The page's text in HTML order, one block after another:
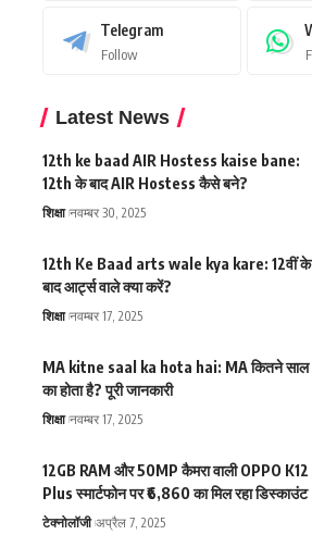
Telegram
Follow
Latest News
12th ke baad AIR Hostess kaise bane:
12th के बाद AIR Hostess कैसे बने?
शिक्षा नवम्बर 30, 2025
12th Ke Baad arts wale kya kare: 12वीं के
बाद आर्ट्स वाले क्या करें?
शिक्षा नवम्बर 17, 2025
MA kitne saal ka hota hai: MA कितने साल
का होता है? पूरी जानकारी
शिक्षा नवम्बर 17, 2025
12GB RAM और 50MP कैमरा वाली OPPO K12
Plus स्मार्टफोन पर ₹6,860 का मिल रहा डिस्काउंट
टेक्नोलॉजी अप्रैल 7, 2025